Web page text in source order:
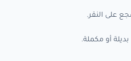
أو مكملة.